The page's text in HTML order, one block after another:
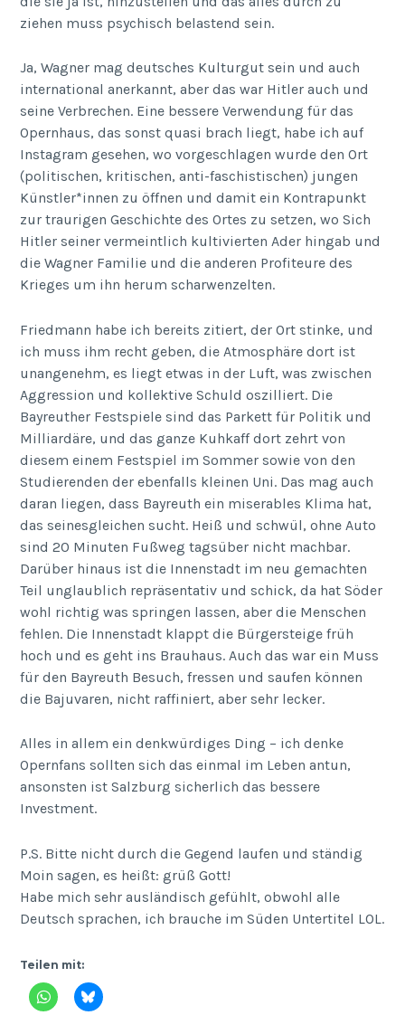
ziehen muss psychisch belastend sein.
Ja, Wagner mag deutsches Kulturgut sein und auch
international anerkannt, aber das war Hitler auch und
seine Verbrechen. Eine bessere Verwendung für das
Opernhaus, das sonst quasi brach liegt, habe ich auf
Instagram gesehen, wo vorgeschlagen wurde den Ort
(politischen, kritischen, anti-faschistischen) jungen
Künstler*innen zu öffnen und damit ein Kontrapunkt
zur traurigen Geschichte des Ortes zu setzen, wo Sich
Hitler seiner vermeintlich kultivierten Ader hingab und
die Wagner Familie und die anderen Profiteure des
Krieges um ihn herum scharwenzelten.
Friedmann habe ich bereits zitiert, der Ort stinke, und
ich muss ihm recht geben, die Atmosphäre dort ist
unangenehm, es liegt etwas in der Luft, was zwischen
Aggression und kollektive Schuld oszilliert. Die
Bayreuther Festspiele sind das Parkett für Politik und
Milliardäre, und das ganze Kuhkaff dort zehrt von
diesem einem Festspiel im Sommer sowie von den
Studierenden der ebenfalls kleinen Uni. Das mag auch
daran liegen, dass Bayreuth ein miserables Klima hat,
das seinesgleichen sucht. Heiß und schwül, ohne Auto
sind 20 Minuten Fußweg tagsüber nicht machbar.
Darüber hinaus ist die Innenstadt im neu gemachten
Teil unglaublich repräsentativ und schick, da hat Söder
wohl richtig was springen lassen, aber die Menschen
fehlen. Die Innenstadt klappt die Bürgersteige früh
hoch und es geht ins Brauhaus. Auch das war ein Muss
für den Bayreuth Besuch, fressen und saufen können
die Bajuvaren, nicht raffiniert, aber sehr lecker.
Alles in allem ein denkwürdiges Ding – ich denke
Opernfans sollten sich das einmal im Leben antun,
ansonsten ist Salzburg sicherlich das bessere
Investment.
P.S. Bitte nicht durch die Gegend laufen und ständig
Moin sagen, es heißt: grüß Gott!
Habe mich sehr ausländisch gefühlt, obwohl alle
Deutsch sprachen, ich brauche im Süden Untertitel LOL.
Teilen mit: